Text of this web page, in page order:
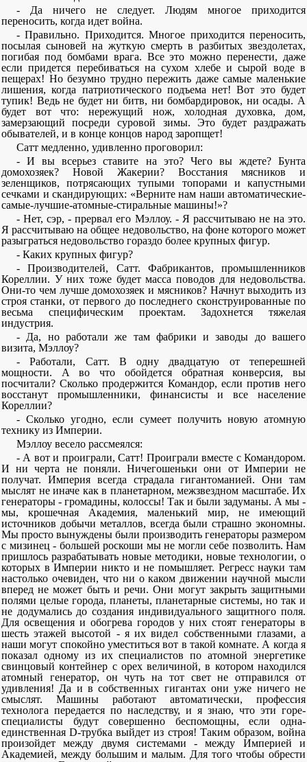
- Да ничего не следует. Людям многое приходится
переносить, когда идет война.
- Правильно. Приходится. Многое приходится переносить,
посылая сыновей на жуткую смерть в разбитых звездолетах,
погибая под бомбами врага. Все это можно перенести, даже
если придется перебиваться на сухом хлебе и сырой воде в
пещерах! Но безумно трудно пережить даже самые маленькие
лишения, когда патриотического подъема нет! Вот это будет
тупик! Ведь не будет ни битв, ни бомбардировок, ни осады. А
будет вот что: нережущий нож, холодная духовка, дом,
замерзающий посреди суровой зимы. Это будет раздражать
обывателей, и в конце концов народ заропщет!
Сатт медленно, удивленно проговорил:
- И вы всерьез ставите на это? Чего вы ждете? Бунта
домохозяек? Новой Жакерии? Восстания мясников и
зеленщиков, потрясающих тупыми топорами и капустными
сечками и скандирующих: «Верните нам наши автоматические-
самые-лучшие-атомные-стиральные машины!»?
- Нет, сэр, - прервал его Мэллоу. - Я рассчитываю не на это.
Я рассчитываю на общее недовольство, на фоне которого может
разыграться недовольство гораздо более крупных фигур.
- Каких крупных фигур?
- Производителей, Сатт. Фабрикантов, промышленников
Кореллии. У них тоже будет масса поводов для недовольства.
Они-то чем лучше домохозяек и мясников? Начнут выходить из
строя станки, от первого до последнего сконструированные по
весьма специфическим проектам. Задохнется тяжелая
индустрия.
- Да, но работали же там фабрики и заводы до вашего
визита, Мэллоу?
- Работали, Сатт. В одну двадцатую от теперешней
мощности. А во что обойдется обратная конверсия, вы
посчитали? Сколько продержится Командор, если против него
восстанут промышленники, финансисты и все население
Кореллии?
- Сколько угодно, если сумеет получить новую атомную
технику из Империи.
Мэллоу весело рассмеялся:
- А вот и проиграли, Сатт! Проиграли вместе с Командором.
И ни черта не поняли. Ничегошеньки они от Империи не
получат. Империя всегда страдала гигантоманией. Они там
мыслят не иначе как в планетарном, межзвездном масштабе. Их
генераторы - громадины, колоссы! Так и были задуманы. А мы -
мы, крошечная Академия, маленький мир, не имеющий
источников добычи металлов, всегда были страшно экономны.
Мы просто вынуждены были производить генераторы размером
с мизинец - большей роскоши мы не могли себе позволить. Нам
пришлось разрабатывать новые методики, новые технологии, о
которых в Империи никто и не помышляет. Регресс науки там
настолько очевиден, что ни о каком движении научной мысли
вперед не может быть и речи. Они могут закрыть защитными
полями целые города, планеты, планетарные системы, но так и
не додумались до создания индивидуального защитного поля.
Для освещения и обогрева городов у них стоят генераторы в
шесть этажей высотой - я их видел собственными глазами, а
наши могут спокойно уместиться вот в такой комнате. А когда я
показал одному из их специалистов по атомной энергетике
свинцовый контейнер с орех величиной, в котором находился
атомный генератор, он чуть на тот свет не отправился от
удивления! Да и в собственных гигантах они уже ничего не
смыслят. Машины работают автоматически, профессия
технолога передается по наследству, и я знаю, что эти горе-
специалисты будут совершенно беспомощны, если одна-
единственная D-трубка выйдет из строя! Таким образом, война
произойдет между двумя системами - между Империей и
Академией, между большим и малым. Для того чтобы обрести